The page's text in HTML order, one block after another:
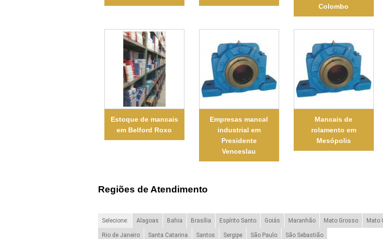
Colombo
Estoque de mancais
em Belford Roxo
Empresas mancal
industrial em
Presidente
Venceslau
Mancais de
rolamento em
Mesópolis
Regiões de Atendimento
Selecione: Alagoas Bahia Brasília Espírito Santo Goiás Maranhão Mato Grosso Mato
Rio de Janeiro Santa Catarina Santos Sergipe São Paulo São Sebastião